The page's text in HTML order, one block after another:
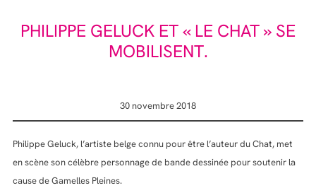
PHILIPPE GELUCK ET « LE CHAT » SE
MOBILISENT.
30 novembre 2018
Philippe Geluck, l’artiste belge connu pour être l’auteur du Chat, met
en scène son célèbre personnage de bande dessinée pour soutenir la
cause de Gamelles Pleines.